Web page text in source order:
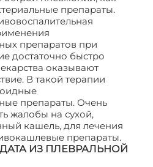
препараты.
препаратов при
достаточно быстро
оказывают
В такой терапии
препараты. Очень
жалобы на сухой,
кашель, для лечения
препараты.
ИЗ ПЛЕВРАЛЬНОЙ